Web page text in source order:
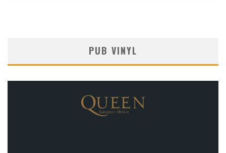
PUB VINYL